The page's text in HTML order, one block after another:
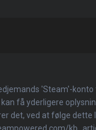
'Steam'-
få yderligere
det, ved at følge dette